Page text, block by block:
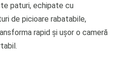
paturi, echipate cu
de picioare rabatabile,
rapid și ușor o cameră